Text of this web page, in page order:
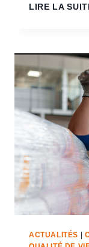
LIRE LA
ACTUALITÉS |